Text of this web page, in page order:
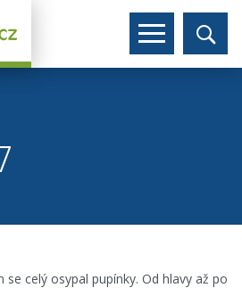
celý osypal pupínky. Od hlavy až po